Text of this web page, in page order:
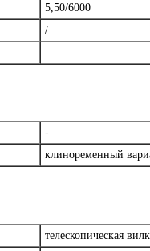
5,50/6000
/
-
клиноременный
телескопическая